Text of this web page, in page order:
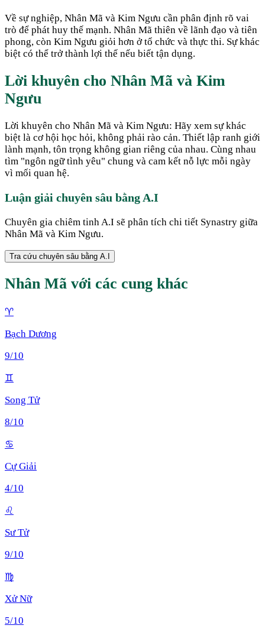
Về sự nghiệp, Nhân Mã và Kim Ngưu cần phân định rõ vai
trò để phát huy thế mạnh. Nhân Mã thiên về lãnh đạo và tiên
phong, còn Kim Ngưu giỏi hơn ở tổ chức và thực thi. Sự khác
biệt có thể trở thành lợi thế nếu biết tận dụng.
Lời khuyên cho Nhân Mã và Kim
Ngưu
Lời khuyên cho Nhân Mã và Kim Ngưu: Hãy xem sự khác
biệt là cơ hội học hỏi, không phải rào cản. Thiết lập ranh giới
lành mạnh, tôn trọng không gian riêng của nhau. Cùng nhau
tìm "ngôn ngữ tình yêu" chung và cam kết nỗ lực mỗi ngày
vì mối quan hệ.
Luận giải chuyên sâu bằng A.I
Chuyên gia chiêm tinh A.I sẽ phân tích chi tiết Synastry giữa
Nhân Mã và Kim Ngưu.
Tra cứu chuyên sâu bằng A.I
Nhân Mã với các cung khác
♈
Bạch Dương
9/10
♊
Song Tử
8/10
♋
Cự Giải
4/10
♌
Sư Tử
9/10
♍
Xử Nữ
5/10